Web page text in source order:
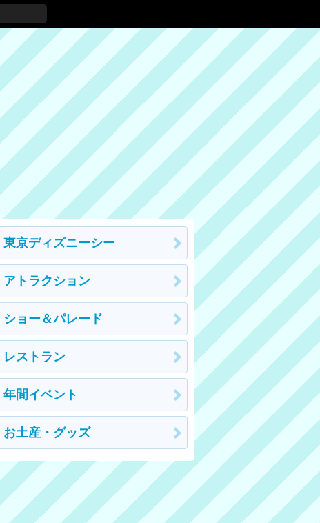
東京ディズニーシー
アトラクション
ショー＆パレード
レストラン
年間イベント
お土産・グッズ